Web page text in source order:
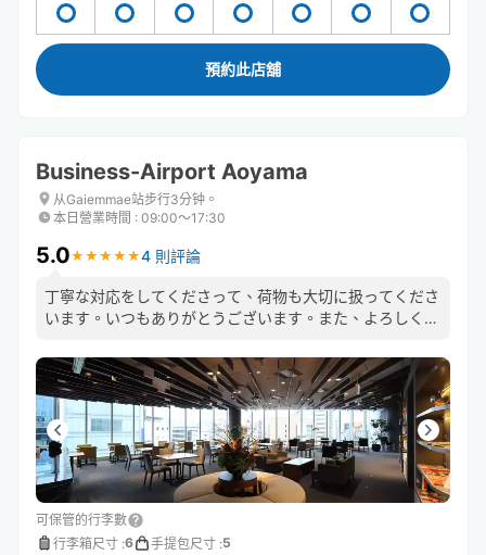
預約此店舖
Business-Airport Aoyama
从Gaiemmae站步行3分钟。
本日營業時間 : 09:00〜17:30
5.0★ ★ ★ ★ ★
★ ★ ★ ★ ★4 則評論
丁寧な対応をしてくださって、荷物も大切に扱ってくださ
います。いつもありがとうございます。また、よろしくお
可保管的行李數
行李箱尺寸 :6 手提包尺寸 :5